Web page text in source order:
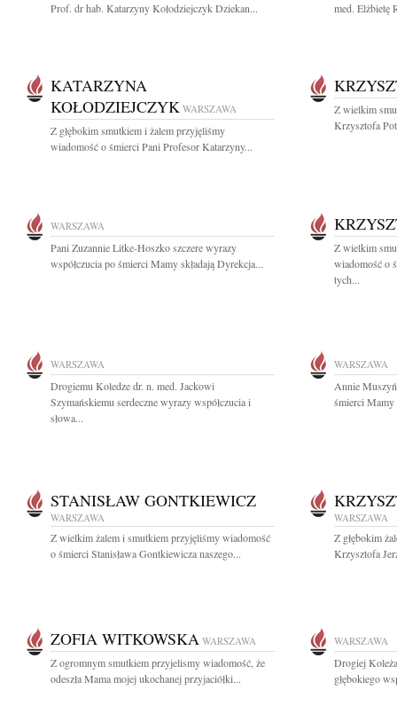
Prof. dr hab. Katarzyny Kołodziejczyk Dziekan...
med. Elżbietę
KATARZYNA
KOŁODZIEJCZYK WARSZAWA
Z głębokim smutkiem i żalem przyjęliśmy
wiadomość o śmierci Pani Profesor Katarzyny...
Z wielkim
Krzysztofa
WARSZAWA
Pani Zuzannie Litke-Hoszko szczere wyrazy
współczucia po śmierci Mamy składają Dyrekcja...
Z wielkim
wiadomość o
tych...
WARSZAWA
Drogiemu Koledze dr. n. med. Jackowi
Szymańskiemu serdeczne wyrazy współczucia i
słowa...
WARSZAWA
Annie
śmierci Mamy
STANISŁAW GONTKIEWICZ
WARSZAWA
Z wielkim żalem i smutkiem przyjęliśmy wiadomość
o śmierci Stanisława Gontkiewicza naszego...
WARSZAWA
Z głębokim
Krzysztofa
ZOFIA WITKOWSKA WARSZAWA
Z ogromnym smutkiem przyjelismy wiadomość, że
odeszła Mama mojej ukochanej przyjaciółki...
WARSZAWA
Drogiej
głębokiego